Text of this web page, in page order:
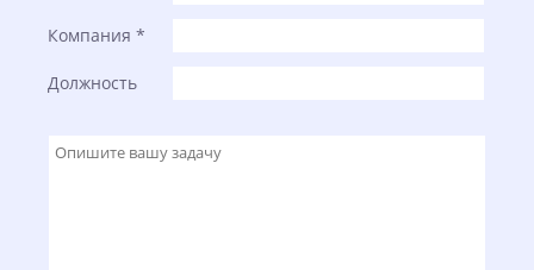
Компания *
Должность